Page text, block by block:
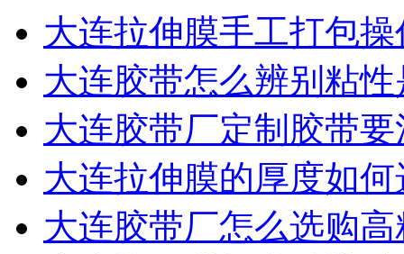
大连拉伸膜手工打包
大连胶带怎么辨别粘
大连胶带厂定制胶带
大连拉伸膜的厚度如
大连胶带厂怎么选购